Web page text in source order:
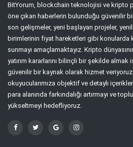
BitYorum, blockchain teknolojisi ve kripto
öne çıkan haberlerin bulunduğu güvenilir
son gelişmeler, yeni başlayan projeler,
birimlerinin fiyat hareketleri gibi konularda
sunmayı amaçlamaktayız. Kripto
yatırım kararlarını bilinçli bir şekilde almak
güvenilir bir kaynak olarak hizmet
okuyucularımıza objektif ve detaylı
para alanında farkındalığı artırmayı ve
yükseltmeyi hedefliyoruz.